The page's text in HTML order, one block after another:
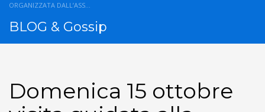
ORGANIZZATA DALL’ASS…
BLOG & Gossip
Domenica 15 ottobre